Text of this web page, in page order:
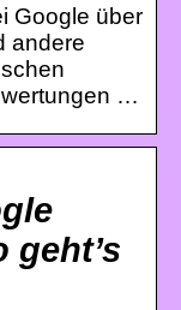
Google über
andere
…
geht’s